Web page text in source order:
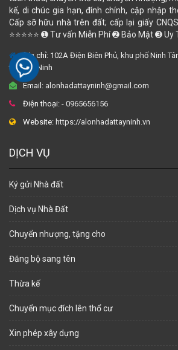
kế, di chúc gia hạn, đính chính, cập nhập
Cấp sỡ hữu nhà trên đất; cấp lại giấy
⭐⭐⭐⭐⭐ ➊ Tư vấn Miễn Phí ➋ Bảo Mật ➌ Uy
Địa chỉ: 102A Điện Biên Phủ, khu phố Ninh
tỉnh Tây Ninh
Email: alonhadattayninh@gmail.com
Điện thoại: - 0965656156
Website: https://alonhadattayninh.vn
DỊCH VỤ
Ký gửi Nhà đất
Dịch vụ Nhà Đất
Chuyển nhượng, tặng cho
Đăng bộ sang tên
Thừa kế
Chuyển mục đích lên thổ cư
Xin phép xây dựng